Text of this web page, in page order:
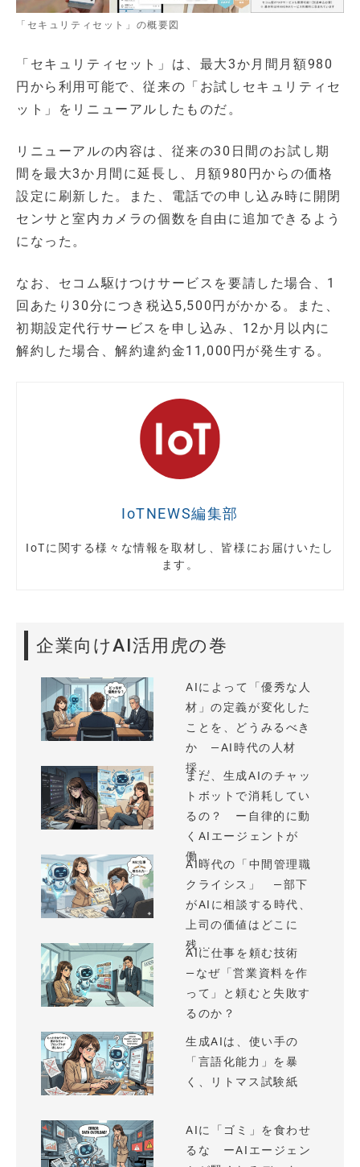
「セキュリティセット」の概要図
「セキュリティセット」は、最大3か月間月額980
円から利用可能で、従来の「お試しセキュリティセ
ット」をリニューアルしたものだ。
リニューアルの内容は、従来の30日間のお試し期
間を最大3か月間に延長し、月額980円からの価格
設定に刷新した。また、電話での申し込み時に開閉
センサと室内カメラの個数を自由に追加できるよう
になった。
なお、セコム駆けつけサービスを要請した場合、1
回あたり30分につき税込5,500円がかかる。また、
初期設定代行サービスを申し込み、12か月以内に
解約した場合、解約違約金11,000円が発生する。
IoTNEWS編集部
IoTに関する様々な情報を取材し、皆様にお届けいたし
ます。
企業向けAI活用虎の巻
AIによって「優秀な人
材」の定義が変化した
ことを、どうみるべき
か —AI時代の人材
採...
まだ、生成AIのチャッ
トボットで消耗してい
るの？ ー自律的に動
くAIエージェントが
働...
AI時代の「中間管理職
クライシス」 —部下
がAIに相談する時代、
上司の価値はどこに
残...
AIに仕事を頼む技術
—なぜ「営業資料を作
って」と頼むと失敗す
るのか？
生成AIは、使い手の
「言語化能力」を暴
く、リトマス試験紙
AIに「ゴミ」を食わせ
るな ーAIエージェン